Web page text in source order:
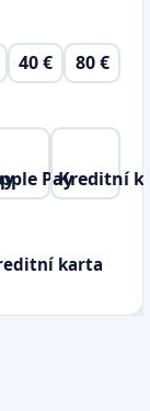
40 € 80 €
PayKreditní
karta